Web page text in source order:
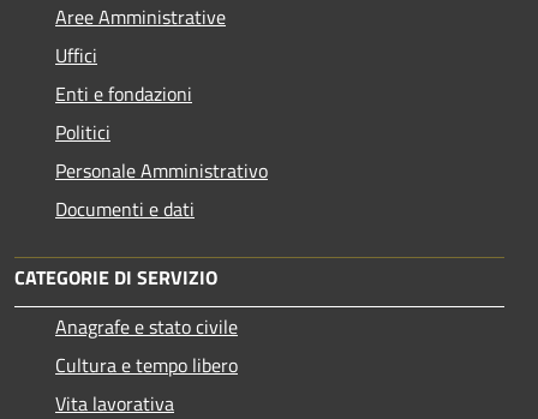
Aree Amministrative
Uffici
Enti e fondazioni
Politici
Personale Amministrativo
Documenti e dati
CATEGORIE DI SERVIZIO
Anagrafe e stato civile
Cultura e tempo libero
Vita lavorativa